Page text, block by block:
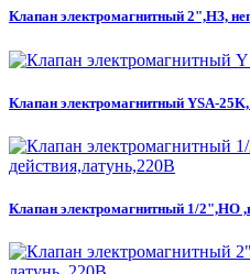
Клапан электромагнитный 2",НЗ,
Клапан электромагнитный YSA-
Клапан электромагнитный 1/2",НО